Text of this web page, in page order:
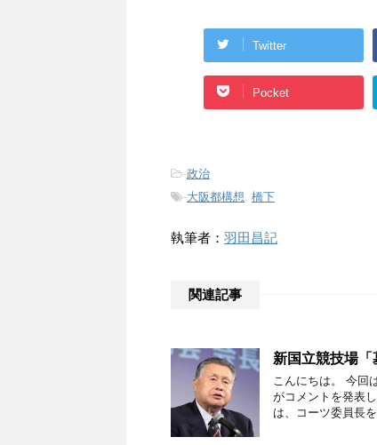
Twitter
Pocket
-政治
-大阪都構想, 橋下
執筆者： 羽田昌記
関連記事
新国立競技場
こんにちは。 今回
がコメントを発表
は、コーツ委員長